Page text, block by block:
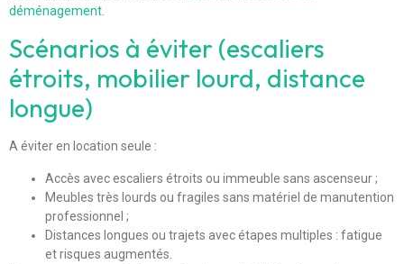
déménagement
Scénarios à éviter (escaliers
étroits, mobilier lourd, distance
longue)
A éviter en location seule :
Accès avec escaliers étroits ou immeuble sans ascenseur ;
Meubles très lourds ou fragiles sans matériel de manutention
professionnel ;
Distances longues ou trajets avec étapes multiples : fatigue
et risques augmentés.